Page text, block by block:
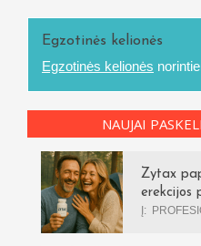
Egzotinės kelionės
Egzotinės kelionės
NAUJAI
Zytax
erekcijos
Į: